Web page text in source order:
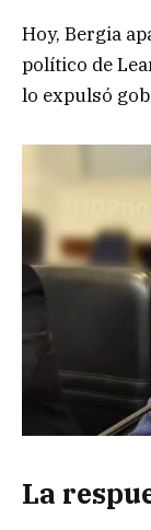
Hoy, Bergia
político de
lo expulsó
La